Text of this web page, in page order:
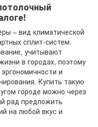
– вид климатической
сплит-систем.
учитывают
в городах, поэтому
и
Купить такую
городе можно через
рад предложить
на любой вкус и